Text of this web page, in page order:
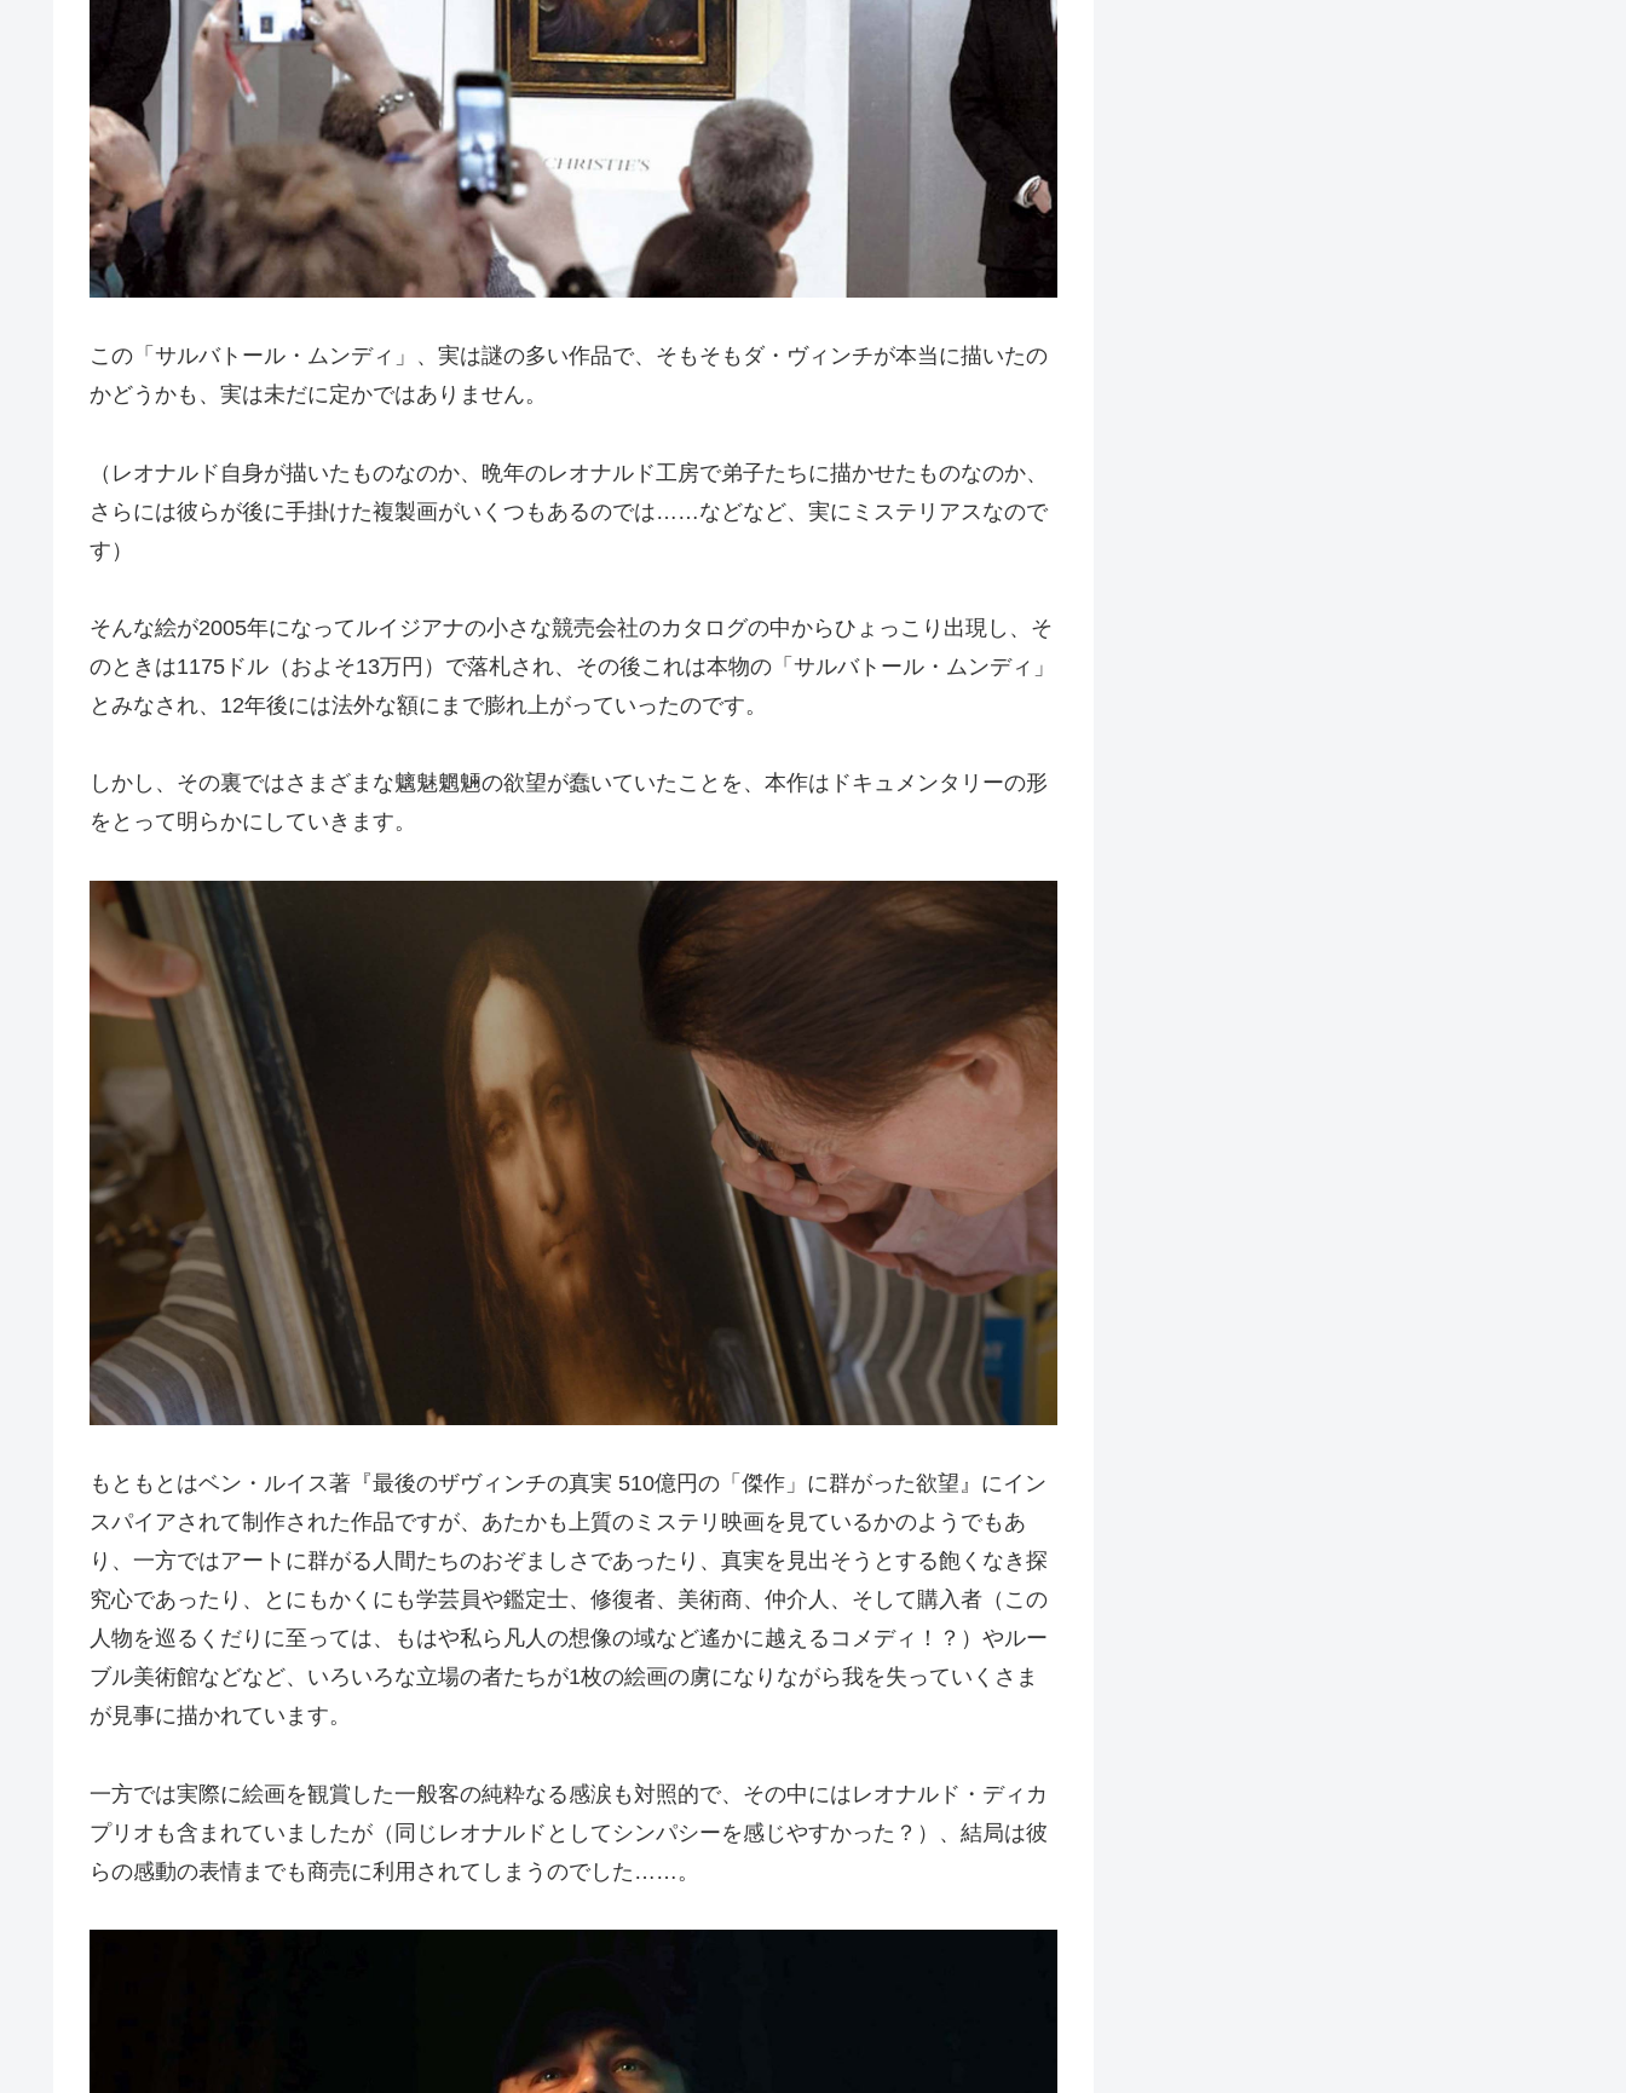
この「サルバトール・ムンディ」、実は謎の多い作品で、そもそもダ・ヴィンチが本当に描いたの
かどうかも、実は未だに定かではありません。
（レオナルド自身が描いたものなのか、晩年のレオナルド工房で弟子たちに描かせたものなのか、
さらには彼らが後に手掛けた複製画がいくつもあるのでは……などなど、実にミステリアスなので
す）
そんな絵が2005年になってルイジアナの小さな競売会社のカタログの中からひょっこり出現し、そ
のときは1175ドル（およそ13万円）で落札され、その後これは本物の「サルバトール・ムンディ」
とみなされ、12年後には法外な額にまで膨れ上がっていったのです。
しかし、その裏ではさまざまな魑魅魍魎の欲望が蠢いていたことを、本作はドキュメンタリーの形
をとって明らかにしていきます。
もともとはベン・ルイス著『最後のザヴィンチの真実 510億円の「傑作」に群がった欲望』にイン
スパイアされて制作された作品ですが、あたかも上質のミステリ映画を見ているかのようでもあ
り、一方ではアートに群がる人間たちのおぞましさであったり、真実を見出そうとする飽くなき探
究心であったり、とにもかくにも学芸員や鑑定士、修復者、美術商、仲介人、そして購入者（この
人物を巡るくだりに至っては、もはや私ら凡人の想像の域など遙かに越えるコメディ！？）やルー
ブル美術館などなど、いろいろな立場の者たちが1枚の絵画の虜になりながら我を失っていくさま
が見事に描かれています。
一方では実際に絵画を観賞した一般客の純粋なる感涙も対照的で、その中にはレオナルド・ディカ
プリオも含まれていましたが（同じレオナルドとしてシンパシーを感じやすかった？）、結局は彼
らの感動の表情までも商売に利用されてしまうのでした……。